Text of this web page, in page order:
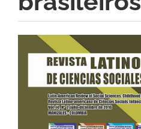
Barra
lateral
del
artículo